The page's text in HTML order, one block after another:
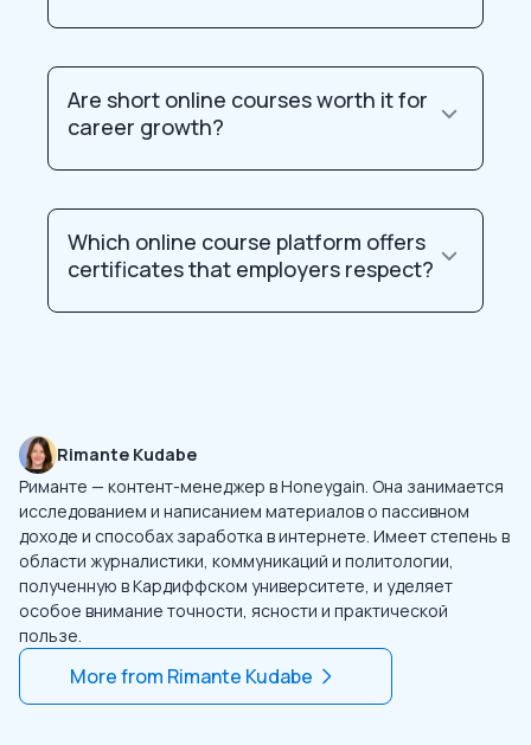
Are short online courses worth it for
career growth?
Which online course platform offers
certificates that employers respect?
Rimante Kudabe
Риманте — контент-менеджер в Honeygain. Она занимается
исследованием и написанием материалов о пассивном
доходе и способах заработка в интернете. Имеет степень в
области журналистики, коммуникаций и политологии,
полученную в Кардиффском университете, и уделяет
особое внимание точности, ясности и практической
пользе.
More from Rimante Kudabe